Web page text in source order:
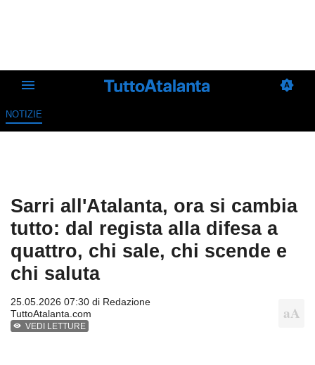
NOTIZIE
Sarri all'Atalanta, ora si cambia
tutto: dal regista alla difesa a
quattro, chi sale, chi scende e
chi saluta
25.05.2026 07:30 di Redazione
TuttoAtalanta.com
VEDI LETTURE